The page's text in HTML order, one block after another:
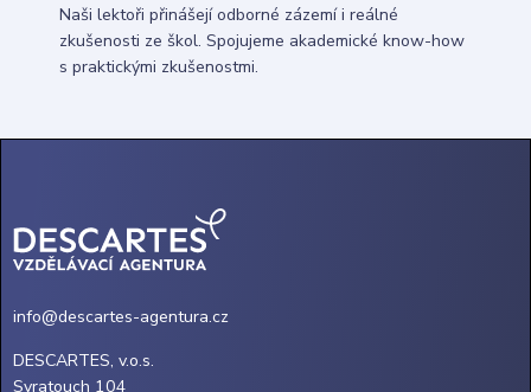
Naši lektoři přinášejí odborné zázemí i reálné
zkušenosti ze škol. Spojujeme akademické know-how
s praktickými zkušenostmi.
info@descartes-agentura.cz
DESCARTES, v.o.s.
Svratouch 104